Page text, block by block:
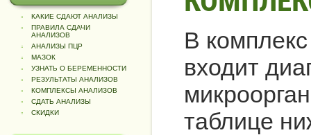
КАКИЕ СДАЮТ АНАЛИЗЫ
ПРАВИЛА СДАЧИ
АНАЛИЗОВ
АНАЛИЗЫ ПЦР
МАЗОК
УЗНАТЬ О БЕРЕМЕННОСТИ
РЕЗУЛЬТАТЫ АНАЛИЗОВ
КОМПЛЕКСЫ АНАЛИЗОВ
СДАТЬ АНАЛИЗЫ
СКИДКИ
В
входит
таблице